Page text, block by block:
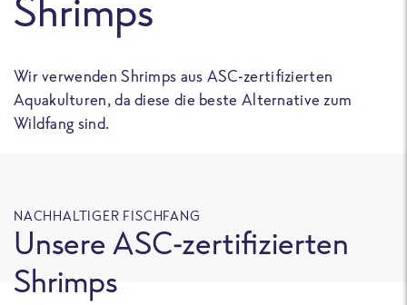
Wir verwenden Shrimps aus ASC-zertifizierten
Aquakulturen, da diese die beste Alternative zum
Wildfang sind.
NACHHALTIGER FISCHFANG
Unsere ASC-zertifizierten
Shrimps